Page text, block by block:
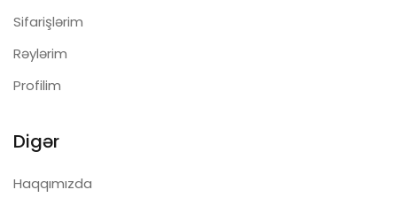
Sifarişlərim
Rəylərim
Profilim
Digər
Haqqımızda